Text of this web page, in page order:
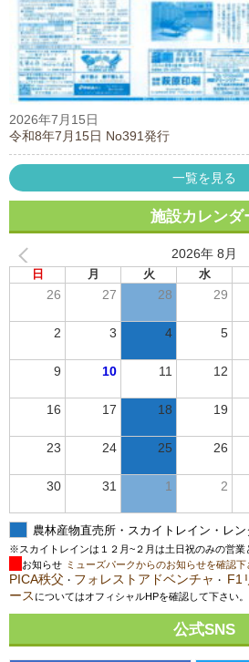
2026年7月15日
令和8年7月15日 No391発行
一覧を見る
施設カレンダ
2026年 8月
日 月 火 水
26 27 28 29
2 3 4 5
9 10 11 12
16 17 18 19
23 24 25 26
30 31 1 2
農林産物直売所・スカイトレイン・レン
※スカイトレインは１２月~２月は土日祝のみの営業
お知らせ ミューズパークからのお知らせを確認下
PICA秩父 ・ フォレストアドベンチャ ・ F1
ース についてはオフィシャルHPを確認して下さい。
公式SNS